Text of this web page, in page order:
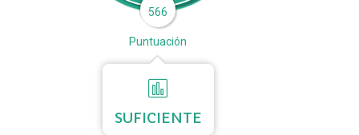
566
Puntuación
SUFICIENTE